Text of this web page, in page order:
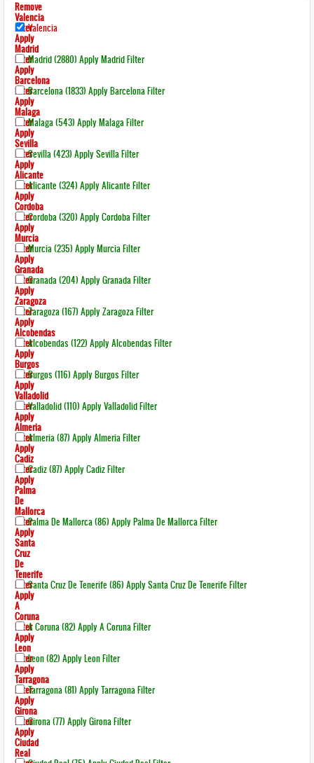
Remove
Valencia
FilterValencia
Apply
Madrid
FilterMadrid (2880) Apply Madrid Filter
Apply
Barcelona
FilterBarcelona (1833) Apply Barcelona Filter
Apply
Malaga
FilterMalaga (543) Apply Malaga Filter
Apply
Sevilla
FilterSevilla (423) Apply Sevilla Filter
Apply
Alicante
FilterAlicante (324) Apply Alicante Filter
Apply
Cordoba
FilterCordoba (320) Apply Cordoba Filter
Apply
Murcia
FilterMurcia (235) Apply Murcia Filter
Apply
Granada
FilterGranada (204) Apply Granada Filter
Apply
Zaragoza
FilterZaragoza (167) Apply Zaragoza Filter
Apply
Alcobendas
FilterAlcobendas (122) Apply Alcobendas Filter
Apply
Burgos
FilterBurgos (116) Apply Burgos Filter
Apply
Valladolid
FilterValladolid (110) Apply Valladolid Filter
Apply
Almeria
FilterAlmeria (87) Apply Almeria Filter
Apply
Cadiz
FilterCadiz (87) Apply Cadiz Filter
Apply
Palma
De
Mallorca
FilterPalma De Mallorca (86) Apply Palma De Mallorca Filter
Apply
Santa
Cruz
De
Tenerife
FilterSanta Cruz De Tenerife (86) Apply Santa Cruz De Tenerife Filter
Apply
A
Coruna
FilterA Coruna (82) Apply A Coruna Filter
Apply
Leon
FilterLeon (82) Apply Leon Filter
Apply
Tarragona
FilterTarragona (81) Apply Tarragona Filter
Apply
Girona
FilterGirona (77) Apply Girona Filter
Apply
Ciudad
Real